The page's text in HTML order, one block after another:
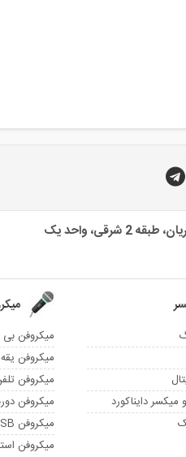
واحد یک
میکسر دایناکورد
میکروفن
میکروفن
میکروفن
میکروفن
میکروفن USB
میکروفن